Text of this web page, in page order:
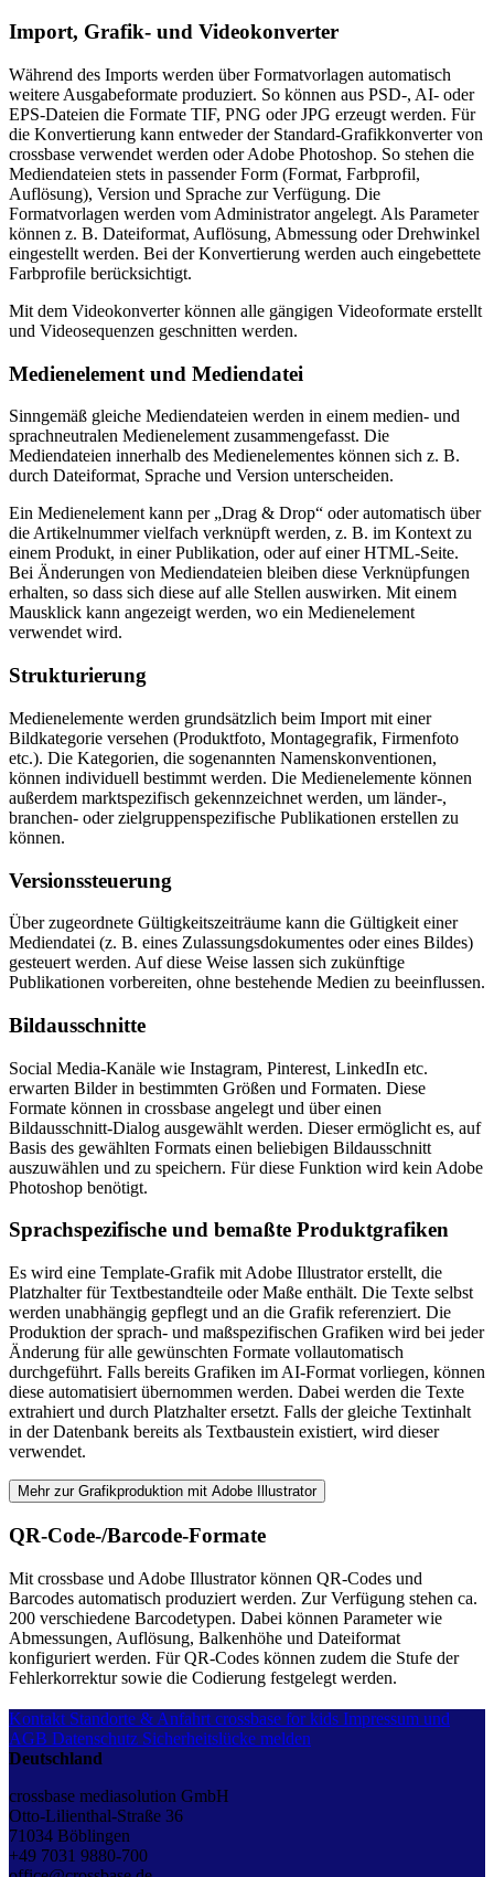
Import, Grafik- und Videokonverter
Während des Imports werden über Formatvorlagen automatisch
weitere Ausgabeformate produziert. So können aus PSD-, AI- oder
EPS-Dateien die Formate TIF, PNG oder JPG erzeugt werden. Für
die Konvertierung kann entweder der Standard-Grafikkonverter von
crossbase verwendet werden oder Adobe Photoshop. So stehen die
Mediendateien stets in passender Form (Format, Farbprofil,
Auflösung), Version und Sprache zur Verfügung. Die
Formatvorlagen werden vom Administrator angelegt. Als Parameter
können z. B. Dateiformat, Auflösung, Abmessung oder Drehwinkel
eingestellt werden. Bei der Konvertierung werden auch eingebettete
Farbprofile berücksichtigt.
Mit dem Videokonverter können alle gängigen Videoformate erstellt
und Videosequenzen geschnitten werden.
Medienelement und Mediendatei
Sinngemäß gleiche Mediendateien werden in einem medien- und
sprachneutralen Medienelement zusammengefasst. Die
Mediendateien innerhalb des Medienelementes können sich z. B.
durch Dateiformat, Sprache und Version unterscheiden.
Ein Medienelement kann per „Drag & Drop“ oder automatisch über
die Artikelnummer vielfach verknüpft werden, z. B. im Kontext zu
einem Produkt, in einer Publikation, oder auf einer HTML-Seite.
Bei Änderungen von Mediendateien bleiben diese Verknüpfungen
erhalten, so dass sich diese auf alle Stellen auswirken. Mit einem
Mausklick kann angezeigt werden, wo ein Medienelement
verwendet wird.
Strukturierung
Medienelemente werden grundsätzlich beim Import mit einer
Bildkategorie versehen (Produktfoto, Montagegrafik, Firmenfoto
etc.). Die Kategorien, die sogenannten Namenskonventionen,
können individuell bestimmt werden. Die Medienelemente können
außerdem marktspezifisch gekennzeichnet werden, um länder-,
branchen- oder zielgruppenspezifische Publikationen erstellen zu
können.
Versionssteuerung
Über zugeordnete Gültigkeitszeiträume kann die Gültigkeit einer
Mediendatei (z. B. eines Zulassungsdokumentes oder eines Bildes)
gesteuert werden. Auf diese Weise lassen sich zukünftige
Publikationen vorbereiten, ohne bestehende Medien zu beeinflussen.
Bildausschnitte
Social Media-Kanäle wie Instagram, Pinterest, LinkedIn etc.
erwarten Bilder in bestimmten Größen und Formaten. Diese
Formate können in crossbase angelegt und über einen
Bildausschnitt-Dialog ausgewählt werden. Dieser ermöglicht es, auf
Basis des gewählten Formats einen beliebigen Bildausschnitt
auszuwählen und zu speichern. Für diese Funktion wird kein Adobe
Photoshop benötigt.
Sprachspezifische und bemaßte Produktgrafiken
Es wird eine Template-Grafik mit Adobe Illustrator erstellt, die
Platzhalter für Textbestandteile oder Maße enthält. Die Texte selbst
werden unabhängig gepflegt und an die Grafik referenziert. Die
Produktion der sprach- und maßspezifischen Grafiken wird bei jeder
Änderung für alle gewünschten Formate vollautomatisch
durchgeführt. Falls bereits Grafiken im AI-Format vorliegen, können
diese automatisiert übernommen werden. Dabei werden die Texte
extrahiert und durch Platzhalter ersetzt. Falls der gleiche Textinhalt
in der Datenbank bereits als Textbaustein existiert, wird dieser
verwendet.
Mehr zur Grafikproduktion mit Adobe Illustrator
QR-Code-/Barcode-Formate
Mit crossbase und Adobe Illustrator können QR-Codes und
Barcodes automatisch produziert werden. Zur Verfügung stehen ca.
200 verschiedene Barcodetypen. Dabei können Parameter wie
Abmessungen, Auflösung, Balkenhöhe und Dateiformat
konfiguriert werden. Für QR-Codes können zudem die Stufe der
Fehlerkorrektur sowie die Codierung festgelegt werden.
Kontakt Standorte & Anfahrt crossbase for kids Impressum und
AGB Datenschutz Sicherheitslücke melden
Deutschland
crossbase mediasolution GmbH
Otto-Lilienthal-Straße 36
71034 Böblingen
+49 7031 9880-700